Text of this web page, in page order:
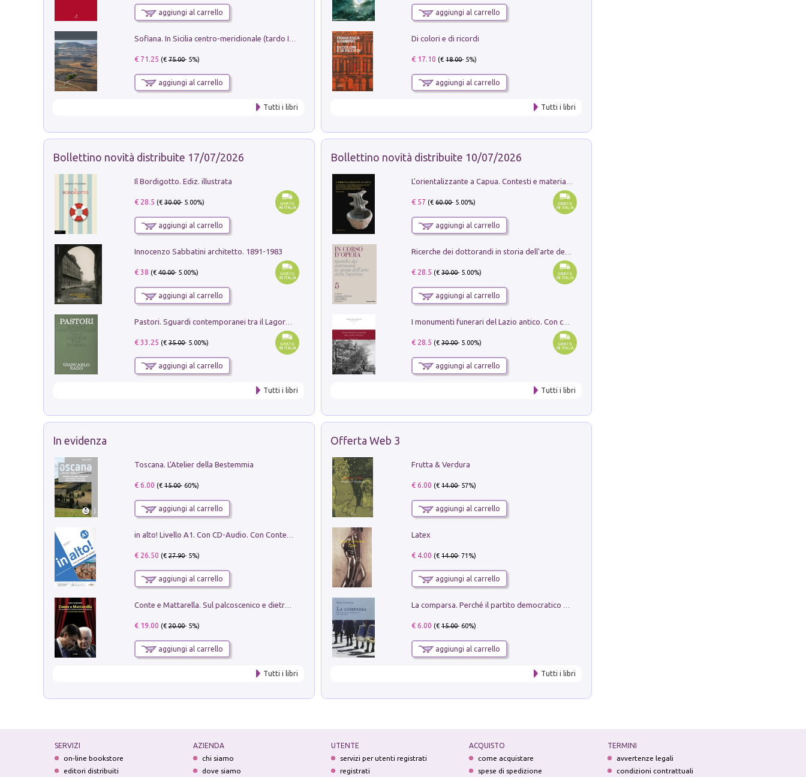
aggiungi al carrello
€ 71.25 (€75.00- 5%)
aggiungi al carrello
Tutti i libri
aggiungi al carrello
Di colori e di ricordi
€ 17.10 (€18.00- 5%)
aggiungi al carrello
Tutti i libri
Bollettino novità distribuite 17/07/2026
Il Bordigotto. Ediz. illustrata
€ 28.5 (€30.00- 5.00%)
aggiungi al carrello
Innocenzo Sabbatini architetto. 1891-1983
€ 38 (€40.00- 5.00%)
aggiungi al carrello
Pastori. Sguardi contemporanei tra il Lagorai e la pianura. Ediz. illustrata
€ 33.25 (€35.00- 5.00%)
aggiungi al carrello
Tutti i libri
Bollettino novità distribuite 10/07/2026
€ 57 (€60.00- 5.00%)
aggiungi al carrello
€ 28.5 (€30.00- 5.00%)
aggiungi al carrello
€ 28.5 (€30.00- 5.00%)
aggiungi al carrello
Tutti i libri
In evidenza
Toscana. L'Atelier della Bestemmia
€ 6.00 (€15.00- 60%)
aggiungi al carrello
€ 26.50 (€27.90- 5%)
aggiungi al carrello
Conte e Mattarella. Sul palcoscenico e dietro le quinte del Quirinale. Un racconto sulle istituzioni
€ 19.00 (€20.00- 5%)
aggiungi al carrello
Tutti i libri
Offerta Web 3
Frutta & Verdura
€ 6.00 (€14.00- 57%)
aggiungi al carrello
Latex
€ 4.00 (€14.00- 71%)
aggiungi al carrello
€ 6.00 (€15.00- 60%)
aggiungi al carrello
Tutti i libri
SERVIZI
on-line bookstore
editori distribuiti
AZIENDA
chi siamo
dove siamo
UTENTE
servizi per utenti registrati
registrati
ACQUISTO
come acquistare
spese di spedizione
TERMINI
avvertenze legali
condizioni contrattuali